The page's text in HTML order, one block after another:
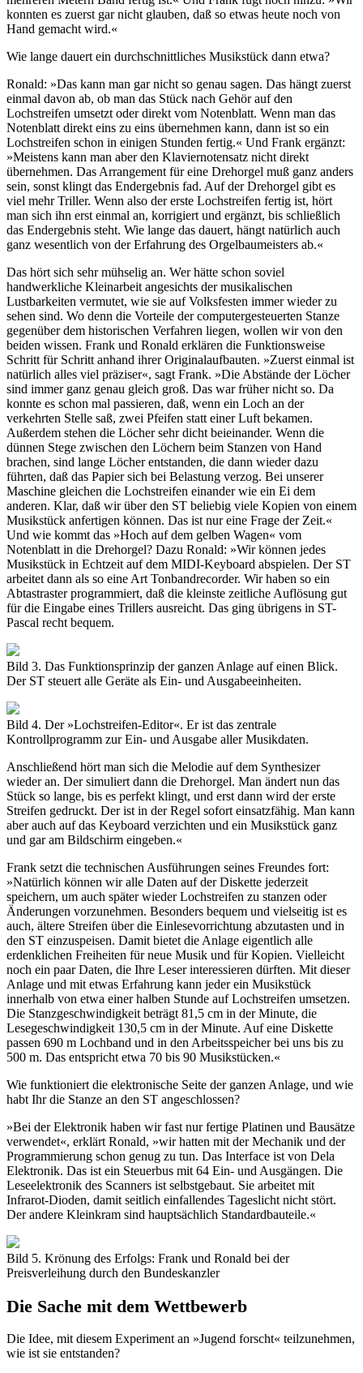
konnten es zuerst gar nicht glauben, daß so etwas heute noch von
Hand gemacht wird.«
Wie lange dauert ein durchschnittliches Musikstück dann etwa?
Ronald: »Das kann man gar nicht so genau sagen. Das hängt zuerst
einmal davon ab, ob man das Stück nach Gehör auf den
Lochstreifen umsetzt oder direkt vom Notenblatt. Wenn man das
Notenblatt direkt eins zu eins übernehmen kann, dann ist so ein
Lochstreifen schon in einigen Stunden fertig.« Und Frank ergänzt:
»Meistens kann man aber den Klaviernotensatz nicht direkt
übernehmen. Das Arrangement für eine Drehorgel muß ganz anders
sein, sonst klingt das Endergebnis fad. Auf der Drehorgel gibt es
viel mehr Triller. Wenn also der erste Lochstreifen fertig ist, hört
man sich ihn erst einmal an, korrigiert und ergänzt, bis schließlich
das Endergebnis steht. Wie lange das dauert, hängt natürlich auch
ganz wesentlich von der Erfahrung des Orgelbaumeisters ab.«
Das hört sich sehr mühselig an. Wer hätte schon soviel
handwerkliche Kleinarbeit angesichts der musikalischen
Lustbarkeiten vermutet, wie sie auf Volksfesten immer wieder zu
sehen sind. Wo denn die Vorteile der computergesteuerten Stanze
gegenüber dem historischen Verfahren liegen, wollen wir von den
beiden wissen. Frank und Ronald erklären die Funktionsweise
Schritt für Schritt anhand ihrer Originalaufbauten. »Zuerst einmal ist
natürlich alles viel präziser«, sagt Frank. »Die Abstände der Löcher
sind immer ganz genau gleich groß. Das war früher nicht so. Da
konnte es schon mal passieren, daß, wenn ein Loch an der
verkehrten Stelle saß, zwei Pfeifen statt einer Luft bekamen.
Außerdem stehen die Löcher sehr dicht beieinander. Wenn die
dünnen Stege zwischen den Löchern beim Stanzen von Hand
brachen, sind lange Löcher entstanden, die dann wieder dazu
führten, daß das Papier sich bei Belastung verzog. Bei unserer
Maschine gleichen die Lochstreifen einander wie ein Ei dem
anderen. Klar, daß wir über den ST beliebig viele Kopien von einem
Musikstück anfertigen können. Das ist nur eine Frage der Zeit.«
Und wie kommt das »Hoch auf dem gelben Wagen« vom
Notenblatt in die Drehorgel? Dazu Ronald: »Wir können jedes
Musikstück in Echtzeit auf dem MIDI-Keyboard abspielen. Der ST
arbeitet dann als so eine Art Tonbandrecorder. Wir haben so ein
Abtastraster programmiert, daß die kleinste zeitliche Auflösung gut
für die Eingabe eines Trillers ausreicht. Das ging übrigens in ST-
Pascal recht bequem.
Bild 3. Das Funktionsprinzip der ganzen Anlage auf einen Blick.
Der ST steuert alle Geräte als Ein- und Ausgabeeinheiten.
Bild 4. Der »Lochstreifen-Editor«. Er ist das zentrale
Kontrollprogramm zur Ein- und Ausgabe aller Musikdaten.
Anschließend hört man sich die Melodie auf dem Synthesizer
wieder an. Der simuliert dann die Drehorgel. Man ändert nun das
Stück so lange, bis es perfekt klingt, und erst dann wird der erste
Streifen gedruckt. Der ist in der Regel sofort einsatzfähig. Man kann
aber auch auf das Keyboard verzichten und ein Musikstück ganz
und gar am Bildschirm eingeben.«
Frank setzt die technischen Ausführungen seines Freundes fort:
»Natürlich können wir alle Daten auf der Diskette jederzeit
speichern, um auch später wieder Lochstreifen zu stanzen oder
Änderungen vorzunehmen. Besonders bequem und vielseitig ist es
auch, ältere Streifen über die Einlesevorrichtung abzutasten und in
den ST einzuspeisen. Damit bietet die Anlage eigentlich alle
erdenklichen Freiheiten für neue Musik und für Kopien. Vielleicht
noch ein paar Daten, die Ihre Leser interessieren dürften. Mit dieser
Anlage und mit etwas Erfahrung kann jeder ein Musikstück
innerhalb von etwa einer halben Stunde auf Lochstreifen umsetzen.
Die Stanzgeschwindigkeit beträgt 81,5 cm in der Minute, die
Lesegeschwindigkeit 130,5 cm in der Minute. Auf eine Diskette
passen 690 m Lochband und in den Arbeitsspeicher bei uns bis zu
500 m. Das entspricht etwa 70 bis 90 Musikstücken.«
Wie funktioniert die elektronische Seite der ganzen Anlage, und wie
habt Ihr die Stanze an den ST angeschlossen?
»Bei der Elektronik haben wir fast nur fertige Platinen und Bausätze
verwendet«, erklärt Ronald, »wir hatten mit der Mechanik und der
Programmierung schon genug zu tun. Das Interface ist von Dela
Elektronik. Das ist ein Steuerbus mit 64 Ein- und Ausgängen. Die
Leseelektronik des Scanners ist selbstgebaut. Sie arbeitet mit
Infrarot-Dioden, damit seitlich einfallendes Tageslicht nicht stört.
Der andere Kleinkram sind hauptsächlich Standardbauteile.«
Bild 5. Krönung des Erfolgs: Frank und Ronald bei der
Preisverleihung durch den Bundeskanzler
Die Sache mit dem Wettbewerb
Die Idee, mit diesem Experiment an »Jugend forscht« teilzunehmen,
wie ist sie entstanden?